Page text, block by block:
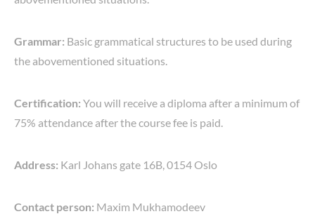
Grammar: Basic grammatical structures to be used during
the abovementioned situations.
Certification: You will receive a diploma after a minimum of
75% attendance after the course fee is paid.
Address: Karl Johans gate 16B, 0154 Oslo
Contact person: Maxim Mukhamodeev